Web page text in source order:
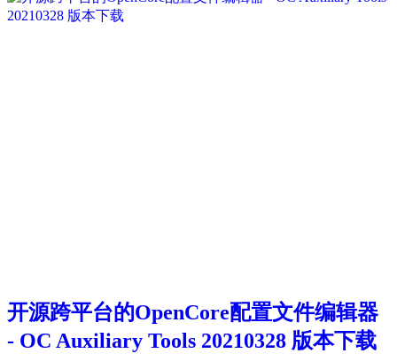
开源跨平台的OpenCore配置文件编辑器
- OC Auxiliary Tools 20210328 版本下载